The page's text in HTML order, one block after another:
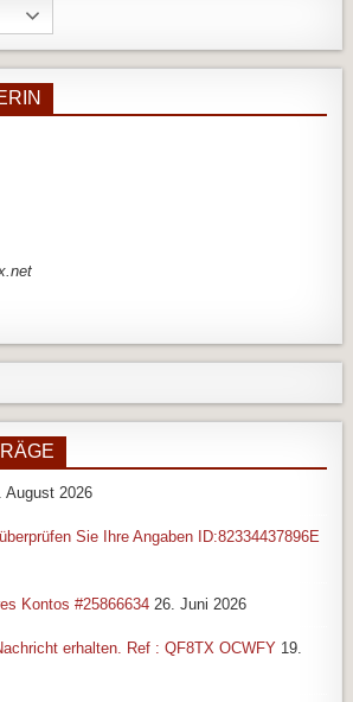
August 2026
Sie Ihre Angaben ID:82334437896E
Kontos #25866634 26. Juni 2026
erhalten. Ref : QF8TX OCWFY 19.